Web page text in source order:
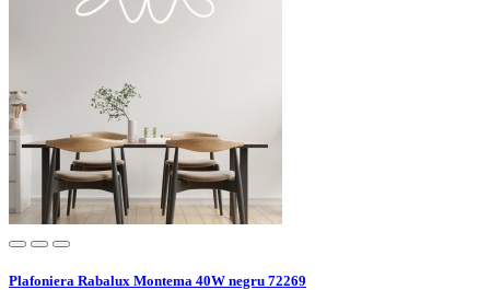
Plafoniera Rabalux Montema 40W negru 72269